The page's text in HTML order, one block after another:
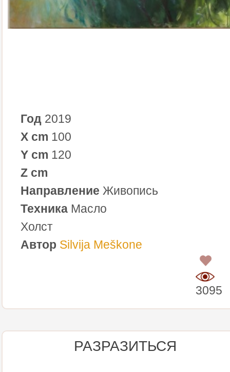
Год 2019
X cm 100
Y cm 120
Z cm
Направление Живопись
Техника Масло
Холст
Автор Silvija Meškone
3095
РАЗРАЗИТЬСЯ